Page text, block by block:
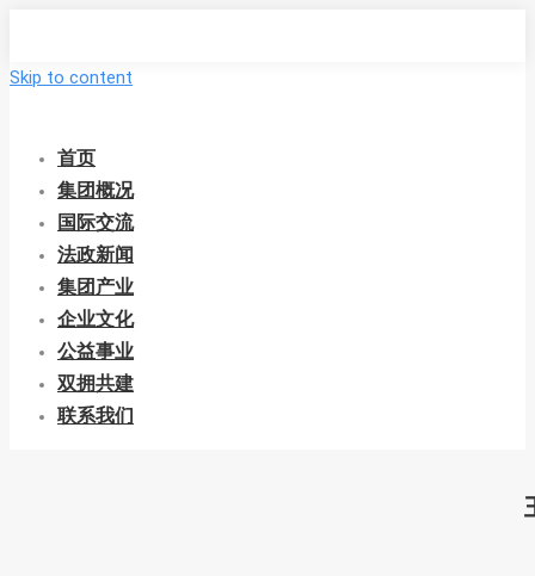
Skip to content
首页
集团概况
国际交流
法政新闻
集团产业
企业文化
公益事业
双拥共建
联系我们